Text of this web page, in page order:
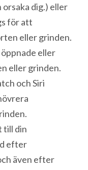
orsaka dig.) eller
för att
eller grinden.
eller
eller grinden.
och Siri
till din
efter
även efter